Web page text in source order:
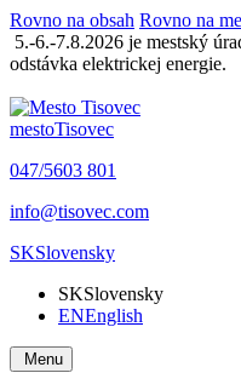
Rovno na obsah Rovno na
5.-6.-7.8.2026 je mestský
odstávka elektrickej energie.
mestoTisovec
047/5603 801
info@tisovec.com
SKSlovensky
SKSlovensky
ENEnglish
Menu